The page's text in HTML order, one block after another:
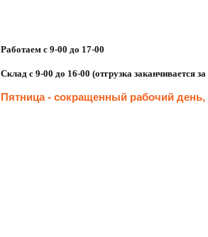
Работаем с 9-00 до 17-00
Склад с 9-00 до 16-00 (отгрузка заканчивается
Пятница - сокращенный рабочий день,